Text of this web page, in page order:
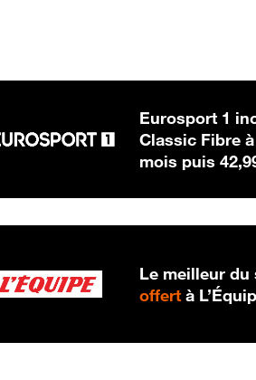
Eurosport 1
Classic Fibre
mois puis
Le meilleur du
offert à